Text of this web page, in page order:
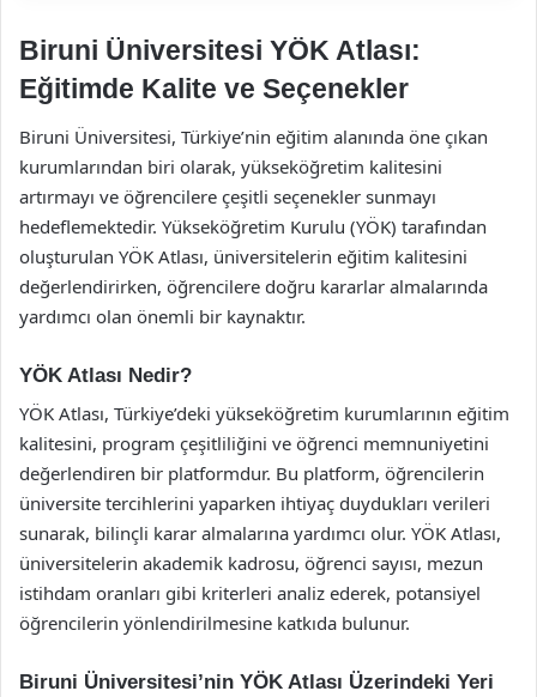
Biruni Üniversitesi YÖK Atlası:
Eğitimde Kalite ve Seçenekler
Biruni Üniversitesi, Türkiye’nin eğitim alanında öne çıkan
kurumlarından biri olarak, yükseköğretim kalitesini
artırmayı ve öğrencilere çeşitli seçenekler sunmayı
hedeflemektedir. Yükseköğretim Kurulu (YÖK) tarafından
oluşturulan YÖK Atlası, üniversitelerin eğitim kalitesini
değerlendirirken, öğrencilere doğru kararlar almalarında
yardımcı olan önemli bir kaynaktır.
YÖK Atlası Nedir?
YÖK Atlası, Türkiye’deki yükseköğretim kurumlarının eğitim
kalitesini, program çeşitliliğini ve öğrenci memnuniyetini
değerlendiren bir platformdur. Bu platform, öğrencilerin
üniversite tercihlerini yaparken ihtiyaç duydukları verileri
sunarak, bilinçli karar almalarına yardımcı olur. YÖK Atlası,
üniversitelerin akademik kadrosu, öğrenci sayısı, mezun
istihdam oranları gibi kriterleri analiz ederek, potansiyel
öğrencilerin yönlendirilmesine katkıda bulunur.
Biruni Üniversitesi’nin YÖK Atlası Üzerindeki Yeri